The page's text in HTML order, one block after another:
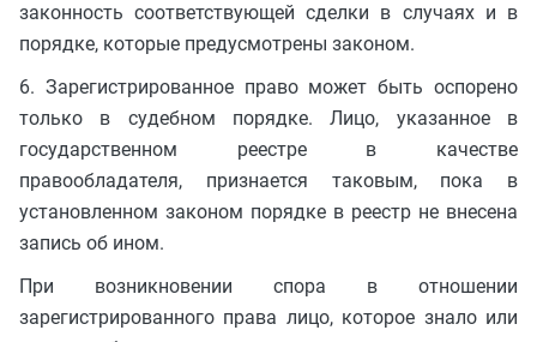
законность соответствующей сделки в случаях и в
порядке, которые предусмотрены законом.
6. Зарегистрированное право может быть оспорено
только в судебном порядке. Лицо, указанное в
государственном реестре в качестве
правообладателя, признается таковым, пока в
установленном законом порядке в реестр не внесена
запись об ином.
При возникновении спора в отношении
зарегистрированного права лицо, которое знало или